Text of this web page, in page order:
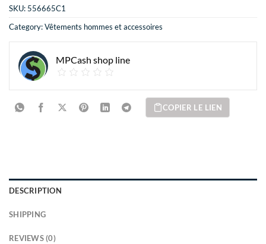
SKU: 556665C1
Category:Vêtements hommes et accessoires
MPCash shop line
COPIER LE LIEN
DESCRIPTION
SHIPPING
REVIEWS (0)